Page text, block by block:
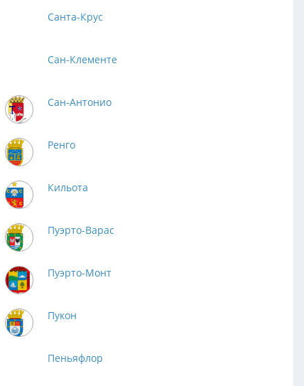
Санта-Крус
Сан-Клементе
Сан-Антонио
Ренго
Кильота
Пуэрто-Варас
Пуэрто-Монт
Пукон
Пеньяфлор